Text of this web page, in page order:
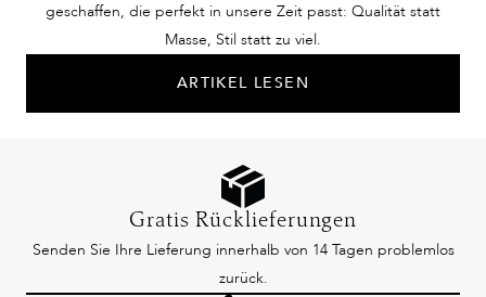
geschaffen, die perfekt in unsere Zeit passt: Qualität statt
Masse, Stil statt zu viel.
ARTIKEL LESEN
Gratis Rücklieferungen
Senden Sie Ihre Lieferung innerhalb von 14 Tagen problemlos
zurück.